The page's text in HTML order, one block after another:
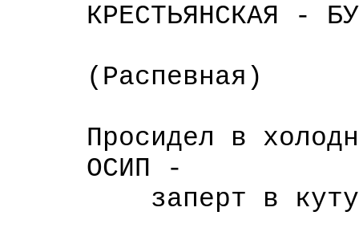
КРЕСТЬЯНСКАЯ -
(Распевная)
Просидел в
ОСИП -
заперт в